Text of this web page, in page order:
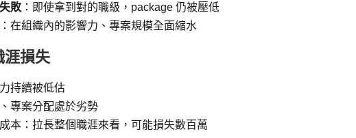
敗 ：即使拿到對的職級，package 仍被壓低
：在組織內的影響力、專案規模全面縮水
涯損失
持續被低估
專案分配處於劣勢
本：拉長整個職涯來看，可能損失數百萬